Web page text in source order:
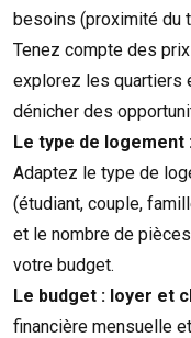
besoins (proximité du
Tenez compte des
explorez les quartiers
dénicher des
Le type de logement
Adaptez le type de
(étudiant, couple,
et le nombre de
votre budget.
Le budget : loyer et
financière mensuelle